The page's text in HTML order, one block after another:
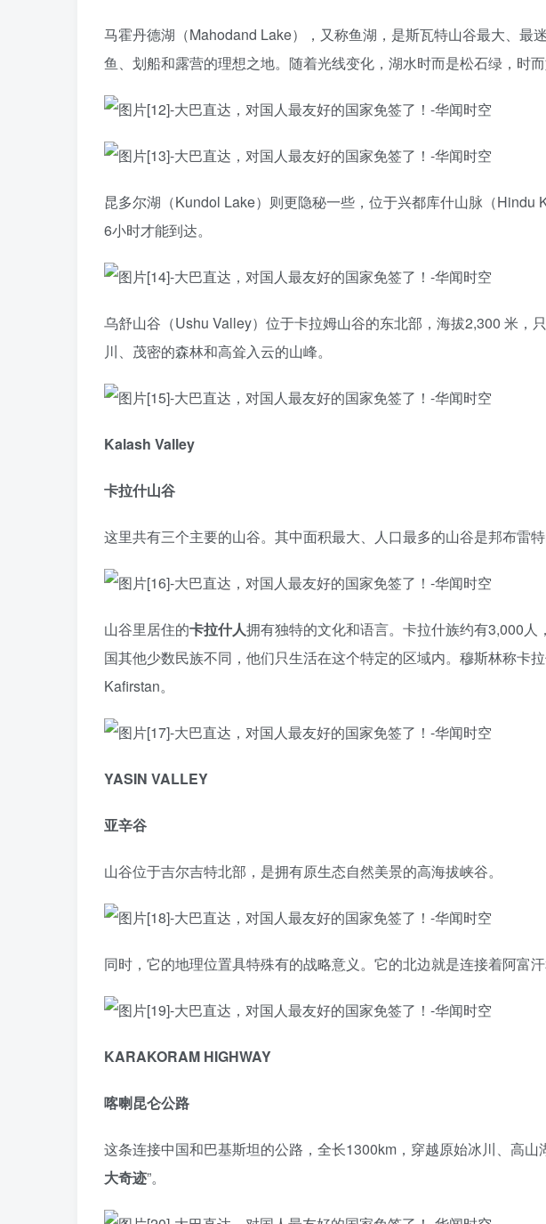
马霍丹德湖（Mahodand Lake），又称鱼湖，是斯瓦特山谷最大、最
鱼、划船和露营的理想之地。随着光线变化，湖水时而是松石绿，时而
昆多尔湖（Kundol Lake）则更隐秘一些，位于兴都库什山脉（Hindu
6小时才能到达。
乌舒山谷（Ushu Valley）位于卡拉姆山谷的东北部，海拔2,300 米，
川、茂密的森林和高耸入云的山峰。
Kalash Valley
卡拉什山谷
这里共有三个主要的山谷。其中面积最大、人口最多的山谷是邦布雷特
山谷里居住的卡拉什人拥有独特的文化和语言。卡拉什族约有3,000
国其他少数民族不同，他们只生活在这个特定的区域内。穆斯林称卡
Kafirstan。
YASIN VALLEY
亚辛谷
山谷位于吉尔吉特北部，是拥有原生态自然美景的高海拔峡谷。
同时，它的地理位置具特殊有的战略意义。它的北边就是连接着阿富
KARAKORAM HIGHWAY
喀喇昆仑公路
这条连接中国和巴基斯坦的公路，全长1300km，穿越原始冰川、高山
大奇迹”。